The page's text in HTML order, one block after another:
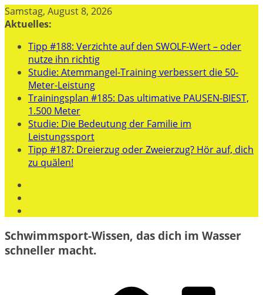
Zum
Inhalt
Samstag, August 8, 2026
Aktuelles:
Tipp #188: Verzichte auf den SWOLF-Wert – oder
nutze ihn richtig
Studie: Atemmangel-Training verbessert die 50-
Meter-Leistung
Trainingsplan #185: Das ultimative PAUSEN-BIEST,
1.500 Meter
Studie: Die Bedeutung der Familie im
Leistungssport
Tipp #187: Dreierzug oder Zweierzug? Hör auf, dich
zu quälen!
Schwimmsport-Wissen, das dich im Wasser
schneller macht.